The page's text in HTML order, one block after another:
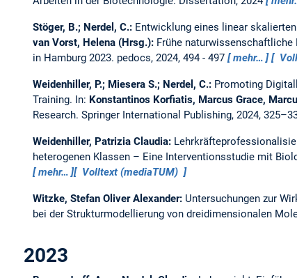
Stöger, B.; Nerdel, C.: Entwicklung eines linear
van Vorst, Helena (Hrsg.): Frühe
in Hamburg 2023. pedocs, 2024, 494 - 497
mehr…
Weidenhiller, P.; Miesera S.; Nerdel, C.: Promoting
Training. In: Konstantinos Korfiatis, Marcus Grace,
Research. Springer International Publishing, 2024,
Weidenhiller, Patrizia Claudia:
heterogenen Klassen – Eine Interventionsstudie mit
mehr…
Volltext (mediaTUM)
Witzke, Stefan Oliver Alexander: Untersuchungen zur
bei der Strukturmodellierung von dreidimensionalen
2023